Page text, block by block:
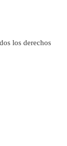
los derechos